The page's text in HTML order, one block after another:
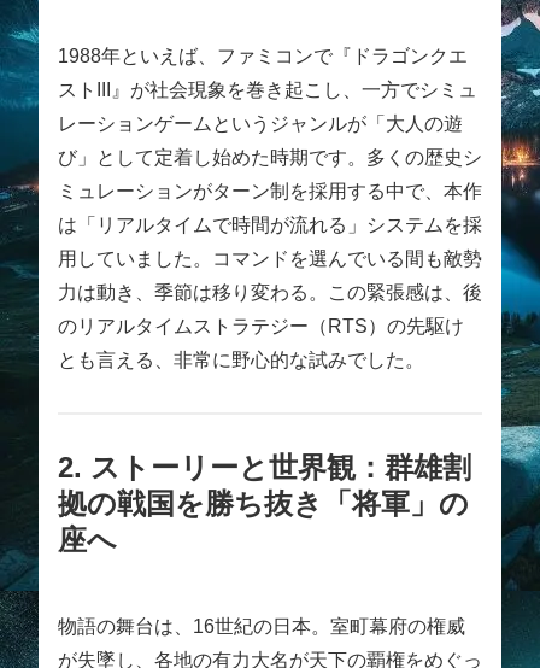
1988年といえば、ファミコンで『ドラゴンクエ
ストIII』が社会現象を巻き起こし、一方でシミュ
レーションゲームというジャンルが「大人の遊
び」として定着し始めた時期です。多くの歴史シ
ミュレーションがターン制を採用する中で、本作
は「リアルタイムで時間が流れる」システムを採
用していました。コマンドを選んでいる間も敵勢
力は動き、季節は移り変わる。この緊張感は、後
のリアルタイムストラテジー（RTS）の先駆け
とも言える、非常に野心的な試みでした。
2. ストーリーと世界観：群雄割
拠の戦国を勝ち抜き「将軍」の
座へ
物語の舞台は、16世紀の日本。室町幕府の権威
が失墜し、各地の有力大名が天下の覇権をめぐっ